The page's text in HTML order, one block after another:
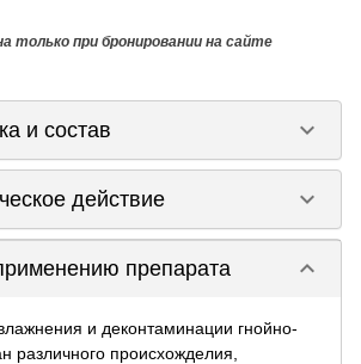
только при бронировании на сайте
и состав keyboard_arrow_down
действие keyboard_arrow_down
препарата keyboard_arrow_down
и деконтаминации гнойно-
различного происхожделия,